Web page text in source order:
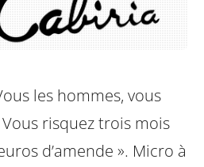
les hommes, vous
risquez trois mois
d’amende ». Micro à